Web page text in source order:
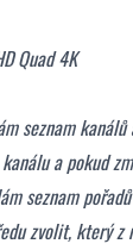
Quad 4K
seznam
a pokud
seznam
zvolit, který z